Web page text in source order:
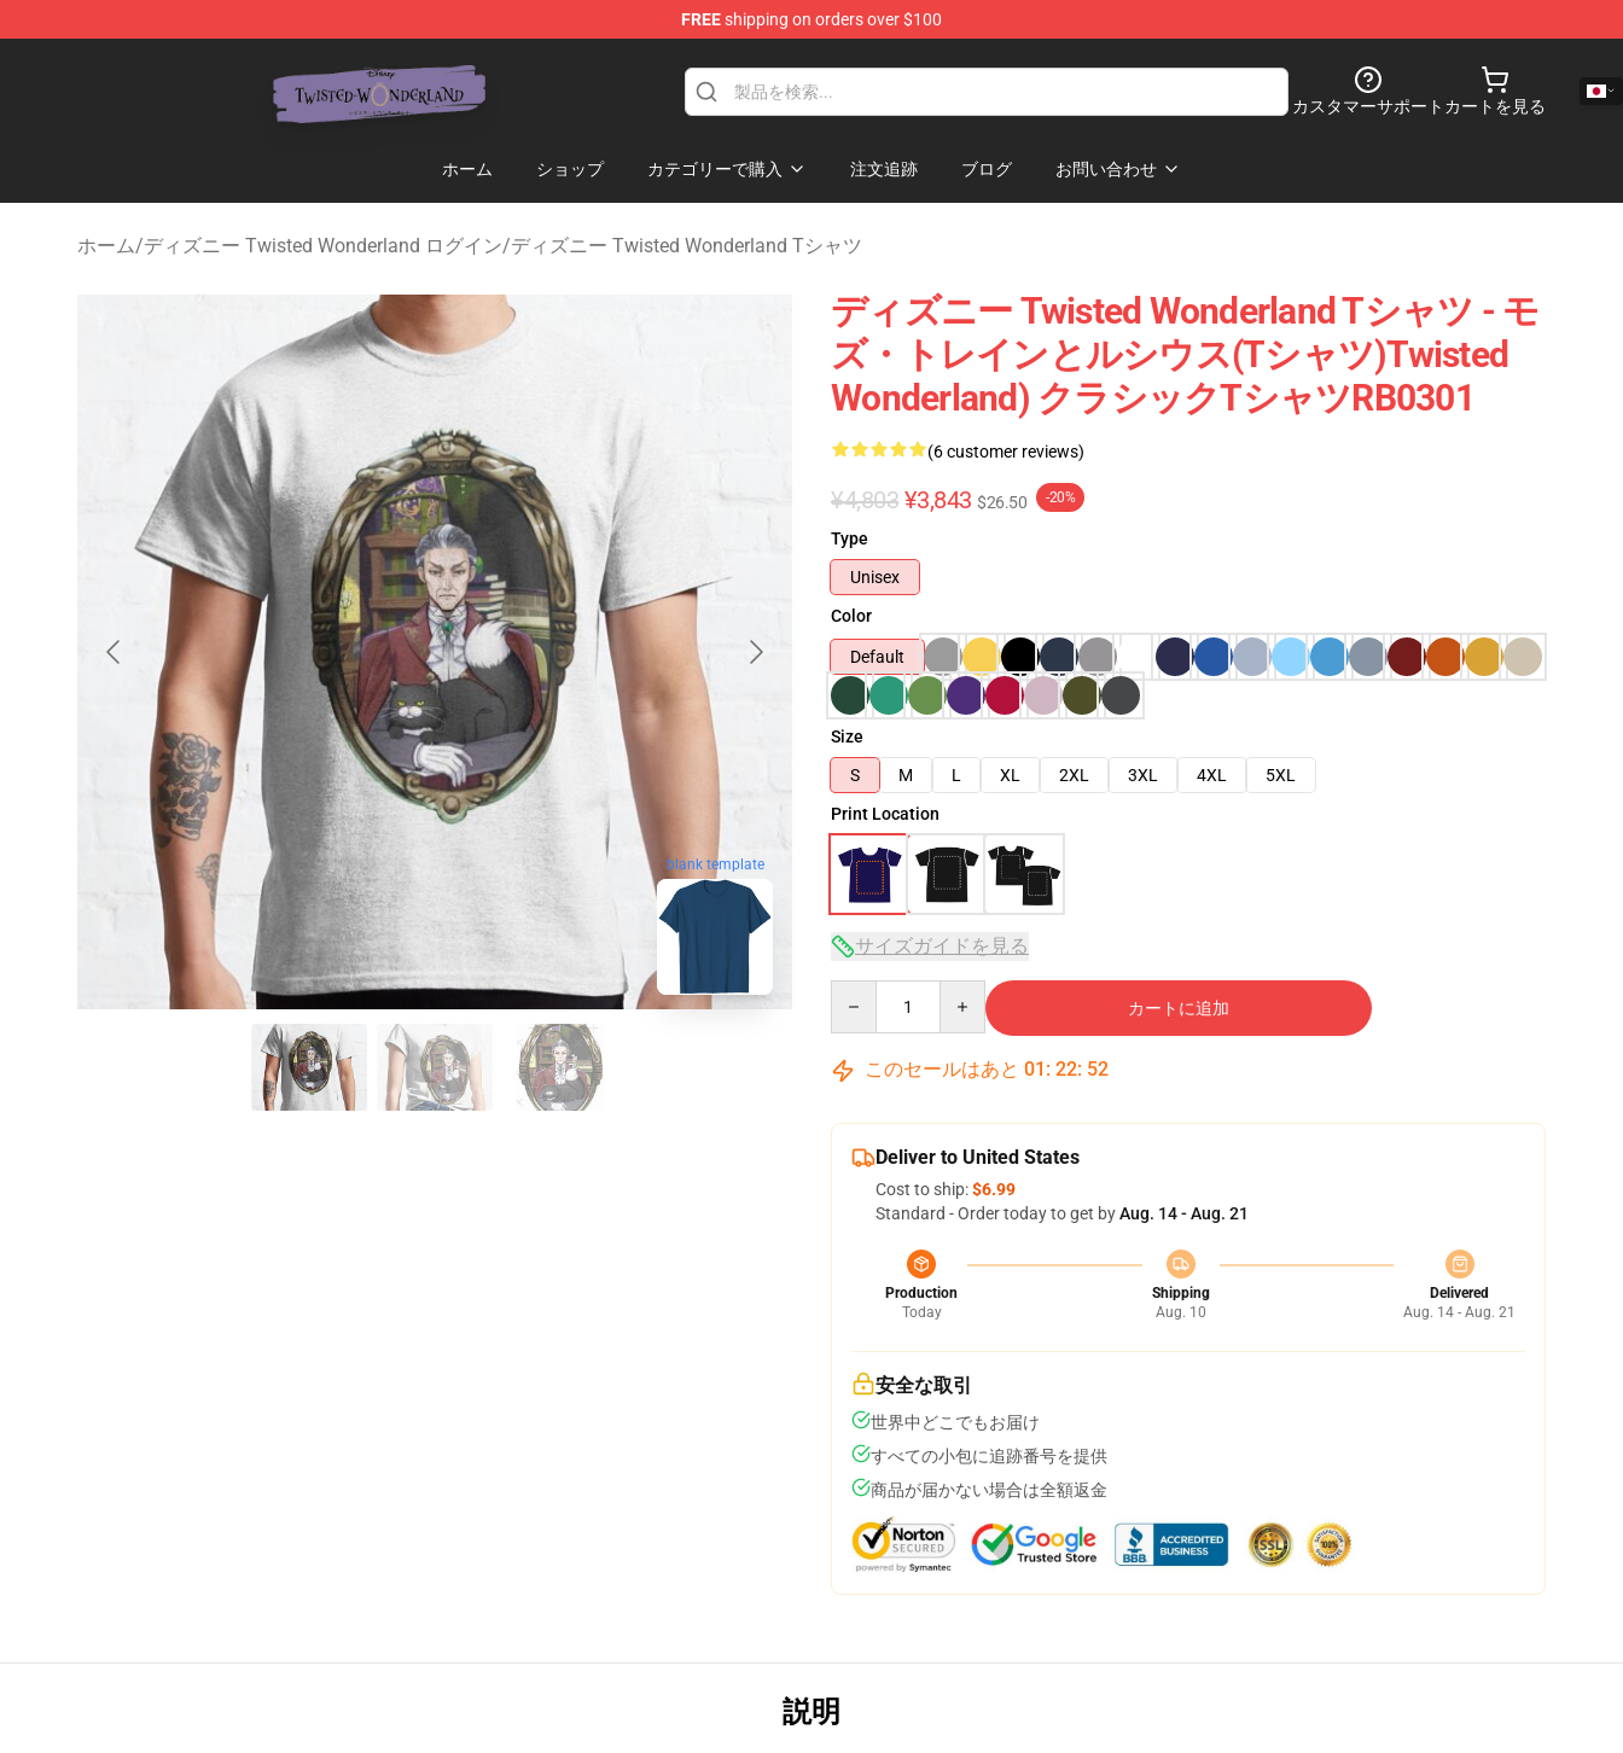
FREEshipping on orders over $100
カスタマーサポート カートを見る
ホーム ショップ カテゴリーで購入 注文追跡 ブログ お問い合わせ
ホーム/ディズニー Twisted Wonderland ログイン/ディズニー Twisted Wonderland Tシャツ
blank template
ディズニー Twisted Wonderland Tシャツ - モ
ズ・トレインとルシウス(Tシャツ)Twisted
Wonderland) クラシックTシャツRB0301
(6 customer reviews)
¥4,803 ¥3,843 $26.50 -20%
Type
Unisex
Color
Default
Size
S
M L XL 2XL 3XL 4XL
5XL
Print Location
サイズガイドを見る
カートに追加
このセールはあと 01 : 22: 51
Deliver to United States
Cost to ship:$6.99
Standard - Order today to get byAug. 14 - Aug. 21
Production
Today
Shipping
Aug. 10
Delivered
Aug. 14 - Aug. 21
安全な取引
世界中どこでもお届け
すべての小包に追跡番号を提供
商品が届かない場合は全額返金
説明